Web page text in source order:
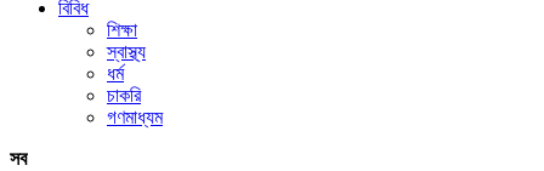
বিবিধ
শিক্ষা
স্বাস্থ্য
ধর্ম
চাকরি
গণমাধ্যম
সব